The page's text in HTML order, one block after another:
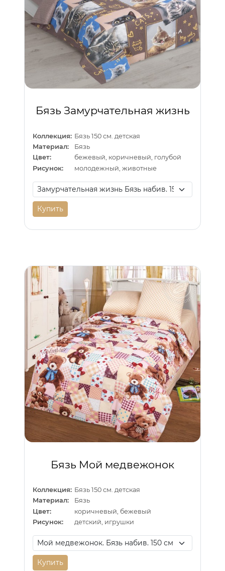
Бязь Замурчательная жизнь
Коллекция: Бязь 150 см. детская
Материал:
Бязь
Цвет:
бежевый, коричневый, голубой
Рисунок:
молодежный, животные
Купить
Бязь Мой медвежонок
Коллекция: Бязь 150 см. детская
Материал:
Бязь
Цвет:
коричневый, бежевый
Рисунок:
детский, игрушки
Купить